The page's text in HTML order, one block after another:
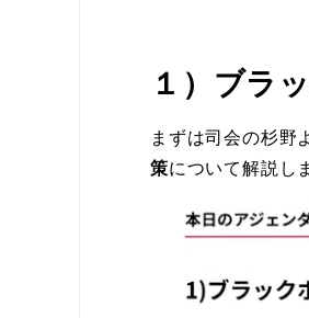
１）ブラ
まずは司会の杉野
策について解説し